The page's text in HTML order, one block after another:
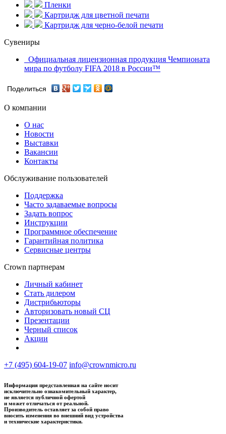
Пленки
Картридж для цветной печати
Картридж для черно-белой печати
Сувениры
Официальная лицензионная продукция Чемпионата
мира по футболу FIFA 2018 в России™
Поделиться
О компании
О нас
Новости
Выставки
Вакансии
Контакты
Обслуживание пользователей
Поддержка
Часто задаваемые вопросы
Задать вопрос
Инструкции
Программное обеспечение
Гарантийная политика
Сервисные центры
Crown партнерам
Личный кабинет
Стать дилером
Дистрибьюторы
Авторизовать новый СЦ
Презентации
Черный список
Акции
+7 (495) 604-19-07 info@crownmicro.ru
Информация представленная на сайте носит
исключительно ознакомительный характер,
не является публичной офертой
и может отличаться от реальной.
Производитель оставляет за собой право
вносить изменения во внешний вид устройства
и технические характеристики.